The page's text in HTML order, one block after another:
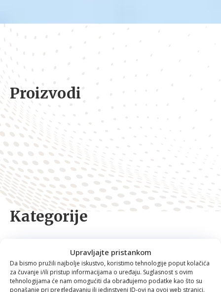
Upravljajte pristankom
Da bismo pružili najbolje iskustvo, koristimo tehnologije poput kolačića
za čuvanje i/ili pristup informacijama o uređaju. Suglasnost s ovim
tehnologijama će nam omogućiti da obrađujemo podatke kao što su
ponašanje pri pregledavanju ili jedinstveni ID-ovi na ovoj web stranici.
Kategorije
Filteri za vodu
Prirodno filtriranje i mineraliziranje vode za
piće i kuhanje
Proizvodi